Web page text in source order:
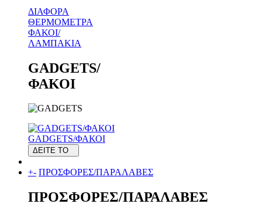
ΔΙΑΦΟΡΑ
ΘΕΡΜΟΜΕΤΡΑ
ΦΑΚΟΙ/
ΛΑΜΠΑΚΙΑ
GADGETS/
ΦΑΚΟΙ
GADGETS/ΦΑΚΟΙ
ΔΕΙΤΕ ΤΟ
+- ΠΡΟΣΦΟΡΕΣ/ΠΑΡΑΛΑΒΕΣ
ΠΡΟΣΦΟΡΕΣ/ΠΑΡΑΛΑΒΕΣ